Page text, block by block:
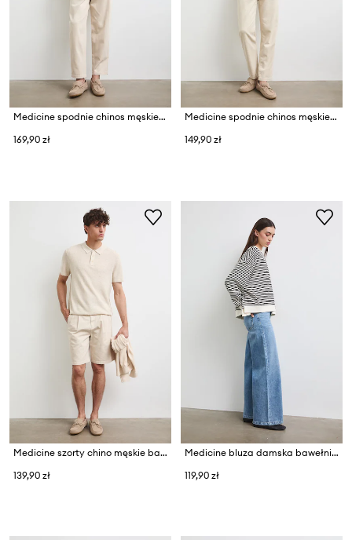
Medicine spodnie chinos męskie bawełniane
169,90 zł
Medicine spodnie chinos męskie z dodatkiem lnu
149,90 zł
Medicine szorty chino męskie bawełniane
139,90 zł
Medicine bluza damska bawełniana
119,90 zł